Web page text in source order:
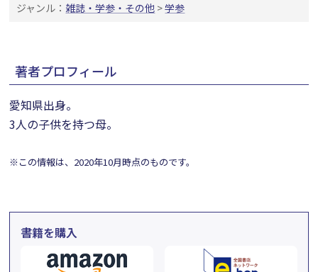
ジャンル： 雑誌・学参・その他 >学参
著者プロフィール
愛知県出身。
3人の子供を持つ母。
※この情報は、2020年10月時点のものです。
書籍を購入